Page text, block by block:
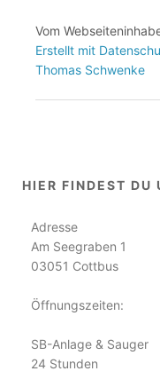
Vom
Erstellt mit
Thomas Schwenke
HIER FINDEST DU
Adresse
Am Seegraben 1
03051 Cottbus
Öffnungszeiten:
SB-Anlage & Sauger
24 Stunden